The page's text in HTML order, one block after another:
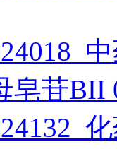
皂苷BII